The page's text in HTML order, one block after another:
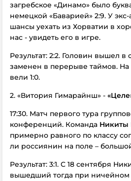
загребское «Динамо» было
немецкой «Баварией» 2:9. У
шансы уехать из Хорватии в
нас - увидеть его в игре.
Результат: 2:2. Головин вышел в
заменен в перерыве таймов. На
вели 1:0.
2. «Витория Гимарайнш» -
17:30. Матч первого тура
конференций. Команда Никиты
примерно равного по классу
ли россиянин на поле –
Результат: 3:1. С 18 сентября
вышедший тогда при ничейном